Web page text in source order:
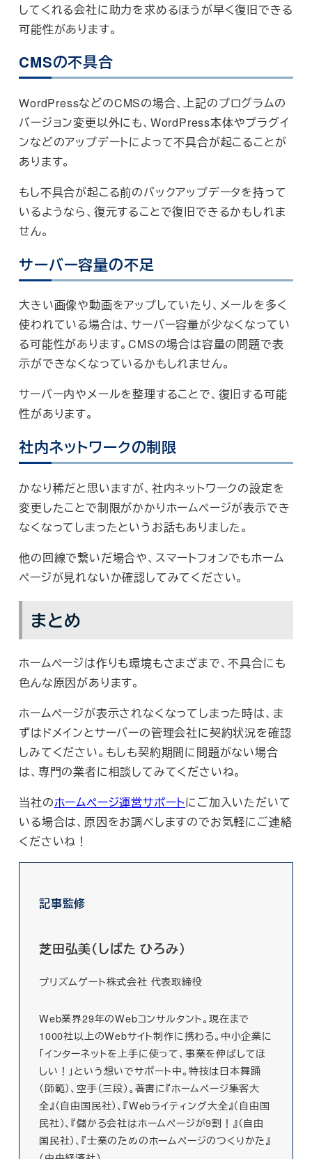
してくれる会社に助力を求めるほうが早く復旧できる
可能性があります。
CMSの不具合
WordPressなどのCMSの場合、上記のプログラムの
バージョン変更以外にも、WordPress本体やプラグイ
ンなどのアップデートによって不具合が起こることが
あります。
もし不具合が起こる前のバックアップデータを持って
いるようなら、復元することで復旧できるかもしれま
せん。
サーバー容量の不足
大きい画像や動画をアップしていたり、メールを多く
使われている場合は、サーバー容量が少なくなってい
る可能性があります。CMSの場合は容量の問題で表
示ができなくなっているかもしれません。
サーバー内やメールを整理することで、復旧する可能
性があります。
社内ネットワークの制限
かなり稀だと思いますが、社内ネットワークの設定を
変更したことで制限がかかりホームページが表示でき
なくなってしまったというお話もありました。
他の回線で繋いだ場合や、スマートフォンでもホーム
ページが見れないか確認してみてください。
まとめ
ホームページは作りも環境もさまざまで、不具合にも
色んな原因があります。
ホームページが表示されなくなってしまった時は、ま
ずはドメインとサーバーの管理会社に契約状況を確認
しみてください。もしも契約期間に問題がない場合
は、専門の業者に相談してみてくださいね。
当社のホームページ運営サポートにご加入いただいて
いる場合は、原因をお調べしますのでお気軽にご連絡
くださいね！
記事監修
芝田弘美（しばた ひろみ）
プリズムゲート株式会社 代表取締役
Web業界29年のWebコンサルタント。現在まで
1000社以上のWebサイト制作に携わる。中小企業に
「インターネットを上手に使って、事業を伸ばしてほ
しい！」という想いでサポート中。特技は日本舞踊
（師範）、空手（三段）。著書に『ホームページ集客大
全』（自由国民社）、『Webライティング大全』（自由国
民社）、『儲かる会社はホームページが9割！』（自由
国民社）、『士業のためのホームページのつくりかた』